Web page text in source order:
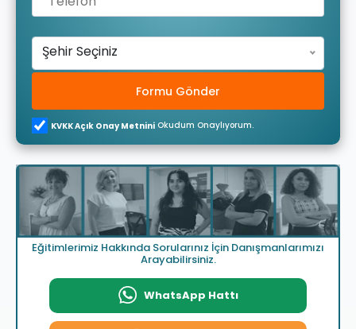
Şehir Seçiniz
Formu Gönder
KVKK Açık Onay Metnini Okudum Onaylıyorum.
Eğitimlerimiz Hakkında Sorularınız İçin Danışmanlarımızı
Arayabilirsiniz.
WhatsApp Hattı